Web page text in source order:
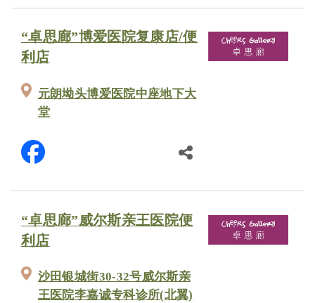
“卓思廊”博爱医院复康店/便
利店
元朗坳头博爱医院中座地下大
堂
“卓思廊”威尔斯亲王医院便
利店
沙田银城街30-32号威尔斯亲
王医院李嘉诚专科诊所(北翼)